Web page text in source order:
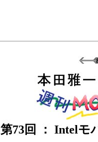
第73回 ： Intelモ